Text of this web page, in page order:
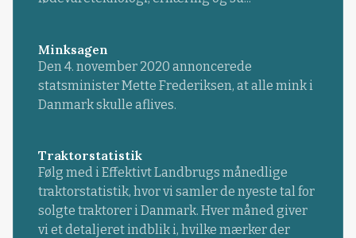
Minksagen
Den 4. november 2020 annoncerede
statsminister Mette Frederiksen, at alle mink i
Danmark skulle aflives.
Traktorstatistik
Følg med i Effektivt Landbrugs månedlige
traktorstatistik, hvor vi samler de nyeste tal for
solgte traktorer i Danmark. Hver måned giver
vi et detaljeret indblik i, hvilke mærker der